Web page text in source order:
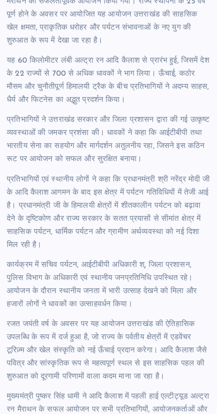
मैराथन का सफलतापूर्वक आयोजन किया गया। राज्य स्थापना के 25 वर्ष
पूर्ण होने के अवसर पर आयोजित यह आयोजन उत्तराखंड की साहसिक
खेल क्षमता, प्राकृतिक धरोहर और पर्यटन संभावनाओं के नए युग की
शुरुआत के रूप में देखा जा रहा है।
यह 60 किलोमीटर लंबी अल्ट्रा रन आदि कैलाश से प्रारंभ हुई, जिसमें देश
के 22 राज्यों से 700 से अधिक धावकों ने भाग लिया। ऊँचाई, कठोर
मौसम और चुनौतीपूर्ण हिमालयी ट्रैक के बीच प्रतिभागियों ने अदम्य साहस,
धैर्य और फिटनेस का अद्भुत प्रदर्शन किया।
प्रतिभागियों ने उत्तराखंड सरकार और जिला प्रशासन द्वारा की गई उत्कृष्ट
व्यवस्थाओं की जमकर प्रशंसा की। धावकों ने कहा कि आईटीबीपी तथा
भारतीय सेना का सहयोग और मार्गदर्शन अतुलनीय रहा, जिसने इस कठिन
रूट पर आयोजन को सफल और सुरक्षित बनाया।
प्रतिभागियों एवं स्थानीय लोगों ने कहा कि प्रधानमंत्री श्री नरेंद्र मोदी जी
के आदि कैलाश आगमन के बाद इस क्षेत्र में पर्यटन गतिविधियों में तेजी आई
है। प्रधानमंत्री जी के हिमालयी क्षेत्रों में शीतकालीन पर्यटन को बढ़ावा
देने के दृष्टिकोण और राज्य सरकार के सतत प्रयासों से सीमांत क्षेत्र में
साहसिक पर्यटन, धार्मिक पर्यटन और ग्रामीण अर्थव्यवस्था को नई दिशा
मिल रही है।
कार्यक्रम में सचिव पर्यटन, आईटीबीपी अधिकारी श्, जिला प्रशासन,
पुलिस विभाग के अधिकारी एवं स्थानीय जनप्रतिनिधि उपस्थित रहे।
आयोजन के दौरान स्थानीय जनता में भारी उत्साह देखने को मिला और
हजारों लोगों ने धावकों का उत्साहवर्धन किया।
रजत जयंती वर्ष के अवसर पर यह आयोजन उत्तराखंड की ऐतिहासिक
उपलब्धि के रूप में दर्ज हुआ है, जो राज्य के पर्वतीय क्षेत्रों में एडवेंचर
टूरिज़्म और खेल संस्कृति को नई ऊँचाई प्रदान करेगा। आदि कैलाश जैसे
पवित्र और सांस्कृतिक रूप से महत्वपूर्ण स्थल से इस साहसिक पहल की
शुरुआत को दूरगामी परिणामों वाला कदम माना जा रहा है।
मुख्यमंत्री पुष्कर सिंह धामी ने आदि कैलाश में पहली हाई एल्टीट्यूड अल्ट्रा
रन मैराथन के सफल आयोजन पर सभी प्रतिभागियों, आयोजनकर्ताओं और